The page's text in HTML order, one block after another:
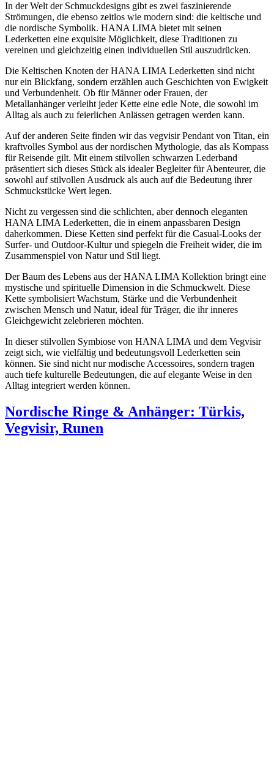
In der Welt der Schmuckdesigns gibt es zwei faszinierende
Strömungen, die ebenso zeitlos wie modern sind: die keltische und
die nordische Symbolik. HANA LIMA bietet mit seinen
Lederketten eine exquisite Möglichkeit, diese Traditionen zu
vereinen und gleichzeitig einen individuellen Stil auszudrücken.
Die Keltischen Knoten der HANA LIMA Lederketten sind nicht
nur ein Blickfang, sondern erzählen auch Geschichten von Ewigkeit
und Verbundenheit. Ob für Männer oder Frauen, der
Metallanhänger verleiht jeder Kette eine edle Note, die sowohl im
Alltag als auch zu feierlichen Anlässen getragen werden kann.
Auf der anderen Seite finden wir das vegvisir Pendant von Titan, ein
kraftvolles Symbol aus der nordischen Mythologie, das als Kompass
für Reisende gilt. Mit einem stilvollen schwarzen Lederband
präsentiert sich dieses Stück als idealer Begleiter für Abenteurer, die
sowohl auf stilvollen Ausdruck als auch auf die Bedeutung ihrer
Schmuckstücke Wert legen.
Nicht zu vergessen sind die schlichten, aber dennoch eleganten
HANA LIMA Lederketten, die in einem anpassbaren Design
daherkommen. Diese Ketten sind perfekt für die Casual-Looks der
Surfer- und Outdoor-Kultur und spiegeln die Freiheit wider, die im
Zusammenspiel von Natur und Stil liegt.
Der Baum des Lebens aus der HANA LIMA Kollektion bringt eine
mystische und spirituelle Dimension in die Schmuckwelt. Diese
Kette symbolisiert Wachstum, Stärke und die Verbundenheit
zwischen Mensch und Natur, ideal für Träger, die ihr inneres
Gleichgewicht zelebrieren möchten.
In dieser stilvollen Symbiose von HANA LIMA und dem Vegvisir
zeigt sich, wie vielfältig und bedeutungsvoll Lederketten sein
können. Sie sind nicht nur modische Accessoires, sondern tragen
auch tiefe kulturelle Bedeutungen, die auf elegante Weise in den
Alltag integriert werden können.
Nordische Ringe & Anhänger: Türkis,
Vegvisir, Runen